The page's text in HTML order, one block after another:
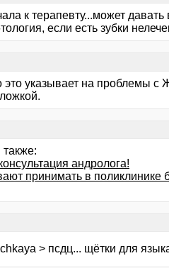
к терапевту...может
если есть зубки
указывает на проблемы с
андролога!
принимать в поликлинике
> псдц... щётки для